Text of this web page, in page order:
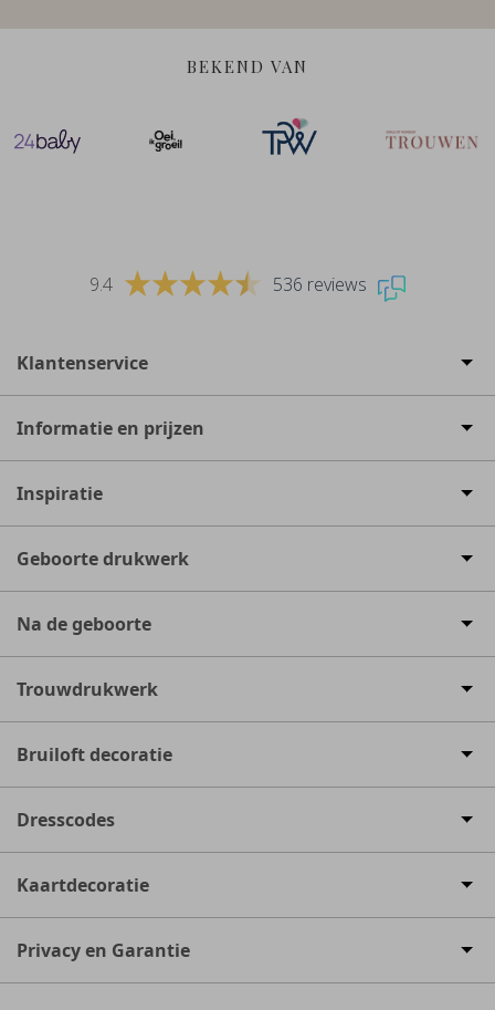
BEKEND VAN
9.4 536 reviews
Klantenservice
Informatie en prijzen
Inspiratie
Geboorte drukwerk
Na de geboorte
Trouwdrukwerk
Bruiloft decoratie
Dresscodes
Kaartdecoratie
Privacy en Garantie